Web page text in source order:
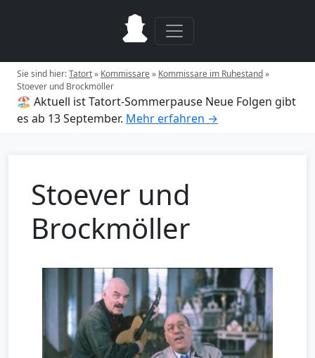
Sie sind hier:Tatort» Kommissare» Kommissare im Ruhestand»
Stoever und Brockmöller
🏖️ Aktuell ist Tatort-Sommerpause Neue Folgen gibt
es ab 13 September. Mehr erfahren →
Stoever und
Brockmöller